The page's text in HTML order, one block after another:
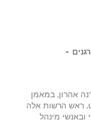
אהרון, במאמן
ראש הרשות אלה
ובאנשי מינהל